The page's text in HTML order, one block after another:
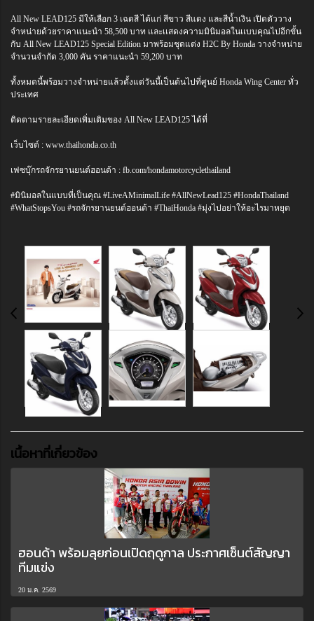
All New LEAD125 มีให้เลือก 3 เฉดสี ได้แก่ สีขาว สีแดง และสีน้ำเงิน เปิดตัววาง
จำหน่ายด้วยราคาแนะนำ 58,500 บาท เเละเเสดงความมินิมอลในเเบบคุณไปอีกขั้น
กับ All New LEAD125 Special Edition มาพร้อมชุดแต่ง H2C By Honda วางจำหน่าย
จำนวนจำกัด 3,000 คัน ราคาแนะนำ 59,200 บาท
ทั้งหมดนี้พร้อมวางจำหน่ายแล้วตั้งแต่วันนี้เป็นต้นไปที่ศูนย์ Honda Wing Center ทั่ว
ประเทศ
ติดตามรายละเอียดเพิ่มเติมของ All New LEAD125 ได้ที่
เว็บไซต์ : www.thaihonda.co.th
เฟซบุ๊กรถจักรยานยนต์ฮอนด้า : fb.com/hondamotorcyclethailand
#มินิมอลในแบบที่เป็นคุณ #LiveAMinimalLife #AllNewLead125 #HondaThailand
#WhatStopsYou #รถจักรยานยนต์ฮอนด้า #ThaiHonda #มุ่งไปอย่าให้อะไรมาหยุด
เนื้อหาที่เกี่ยวข้อง
ฮอนด้า พร้อมลุยก่อนเปิดฤดูกาล ประกาศเซ็นต์สัญญา
ทีมแข่ง
20 ม.ค. 2569